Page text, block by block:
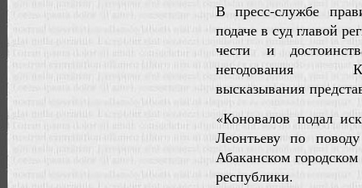
В пресс-службе
подаче в суд главой
чести и
негодования
высказывания
«Коновалов подал
Леонтьеву по
Абаканском
республики.